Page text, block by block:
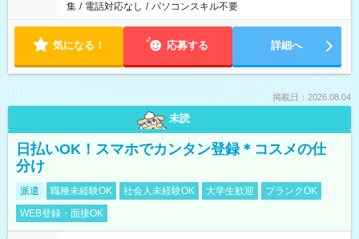
集 / 電話対応なし / パソコンスキル不要
気になる！ 応募する 詳細へ
掲載日：2026.08.04
未読
日払いOK！スマホでカンタン登録＊コスメの仕
分け
派遣 職種未経験OK 社会人未経験OK 大学生歓迎
ブランクOK
WEB登録・面接OK